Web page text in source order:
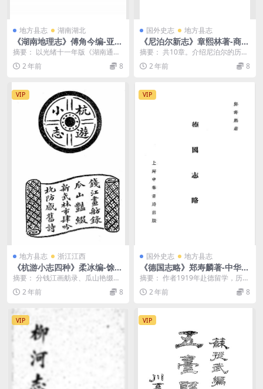
地方县志 湖南湖北
《湖南地理志》傅角今编-亚新
地学社-民国22[1933]-pdf古
籍下载
摘要： 以光绪十一年版《湖南通
志》为蓝本参考各县县志编成。分
绪论、自然概况、政治...
2 年前 8
国外史志 地方县志
《尼泊尔新志》章熙林著-商务
印书馆-民国35[1946]-pdf古
籍下载
摘要： 共10章。介绍尼泊尔的历
史、地理、民族、宗教以及中尼关
系。尼泊尔新志pd...
2 年前 8
VIP
地方县志 浙江江西
《杭游小志四种》柔冰编-馀
社-民国14[1925]-pdf古籍下
摘要： 分钱江画舫录、瓜山艳缀、
新武林市肆吟（上、下）、杭坊感
旧诗4种，介绍杭州...
2 年前 8
VIP
国外史志 地方县志
《德国志略》郑寿麟著-中华书
局-民国18[1929]-地方史志下
摘要： 作者1919年赴德留学，历时
6年。本书系笔记杂录。内收《德国
最近的统计》...
2 年前 8
VIP VIP